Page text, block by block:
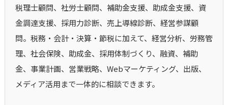
税理士顧問、社労士顧問、補助金支援、助成金支援、資
金調達支援、採用力診断、売上導線診断、経営参謀顧
問。税務・会計・決算・節税に加えて、経営分析、労務管
理、社会保険、助成金、採用体制づくり、融資、補助
金、事業計画、営業戦略、Webマーケティング、出版、
メディア活用まで一体的に相談できます。